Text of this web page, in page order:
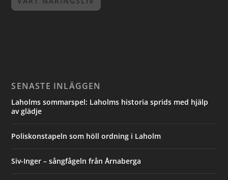
SENASTE INLÄGGEN
Laholms sommarspel: Laholms historia sprids med hjälp
av glädje
Poliskonstapeln som höll ordning i Laholm
Siv-Inger – sångfågeln från Årnaberga